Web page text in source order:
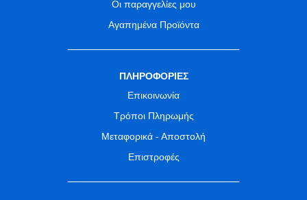
Οι παραγγελίες μου
Αγαπημένα Προϊόντα
ΠΛΗΡΟΦΟΡΙΕΣ
Επικοινωνία
Τρόποι Πληρωμής
Μεταφορικά - Αποστολή
Επιστροφές